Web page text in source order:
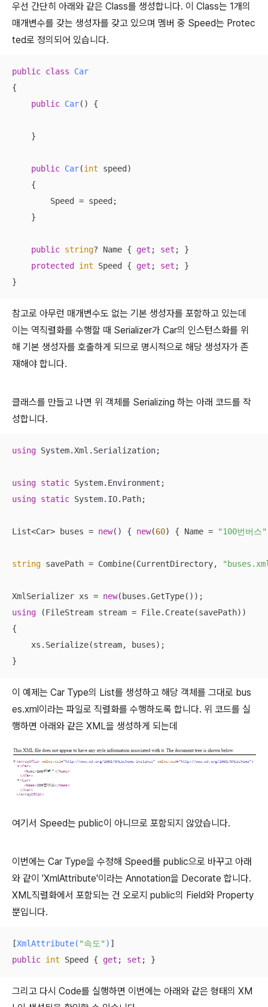
우선 간단히 아래와 같은 Class를 생성합니다. 이 Class는 1개의
매개변수를 갖는 생성자를 갖고 있으며 멤버 중 Speed는 Protec
ted로 정의되어 있습니다.
public class
Car
{
public Car( ) {
    }
public Car(int speed )
    {
        Speed = speed;
    }
public string? Name { get ; set ; }
protected
int Speed { get ; set ; }
}
참고로 아무런 매개변수도 없는 기본 생성자를 포함하고 있는데
이는 역직렬화를 수행할 때 Serializer가 Car의 인스턴스화를 위
해 기본 생성자를 호출하게 되므로 명시적으로 해당 생성자가 존
재해야 합니다.
클래스를 만들고 나면 위 객체를 Serializing 하는 아래 코드를 작
성합니다.
using System.Xml.Serialization;
using static
using static System.IO.Path;
List<Car> buses = new() { new(60) { Name = "100번버스"
string savePath = Combine(CurrentDirectory,
XmlSerializer xs = new
using (FileStream stream = File.Create(savePath))
{
    xs.Serialize(stream, buses);
}
이 예제는 Car Type의 List를 생성하고 해당 객체를 그대로 bus
es.xml이라는 파일로 직렬화를 수행하도록 합니다. 위 코드를 실
행하면 아래와 같은 XML을 생성하게 되는데
여기서 Speed는 public이 아니므로 포함되지 않았습니다.
이번에는 Car Type을 수정해 Speed를 public으로 바꾸고 아래
와 같이 'XmlAttribute'이라는 Annotation을 Decorate 합니다.
XML직렬화에서 포함되는 건 오로지 public의 Field와 Property
뿐입니다.
[XmlAttribute( "속도" )
public int Speed { get ; set ; }
그리고 다시 Code를 실행하면 이번에는 아래와 같은 형태의 XM